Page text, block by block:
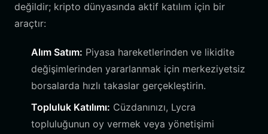
değildir; kripto dünyasında aktif katılım için bir
araçtır:
Alım Satım: Piyasa hareketlerinden ve likidite
değişimlerinden yararlanmak için merkeziyetsiz
borsalarda hızlı takaslar gerçekleştirin.
Topluluk Katılımı: Cüzdanınızı, Lycra
topluluğunun oy vermek veya yönetişimi